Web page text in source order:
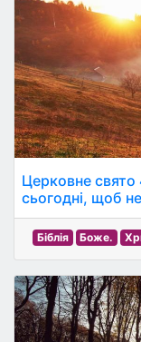
Церковне свято
сьогодні, щоб
Біблія Боже.